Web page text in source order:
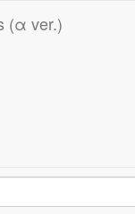
(α ver.)